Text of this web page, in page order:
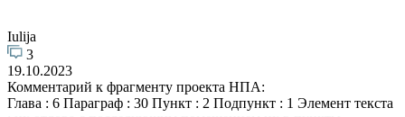
Iulija
3
19.10.2023
Комментарий к фрагменту проекта НПА:
Глава : 6 Параграф : 30 Пункт : 2 Подпункт : 1 Элемент текста